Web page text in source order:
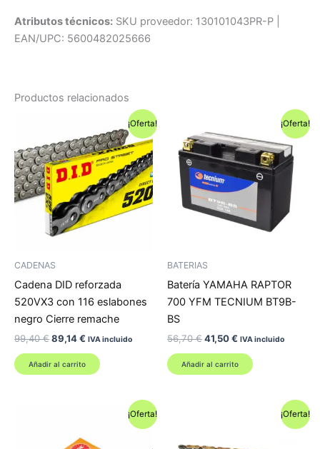
Atributos técnicos: SKU proveedor: 130101043PR-P |
EAN/UPC: 5600482025666
Productos relacionados
¡Oferta!
CADENAS
Cadena DID reforzada
520VX3 con 116 eslabones
negro Cierre remache
99,40€El
original
era:
89,14€ El
actual
es:
IVA incluido
Añadir al carrito
¡Oferta!
BATERIAS
Batería YAMAHA RAPTOR
700 YFM TECNIUM BT9B-
BS
56,70€El
original
era:
41,50€ El
actual
es:
IVA incluido
Añadir al carrito
¡Oferta! ¡Oferta!